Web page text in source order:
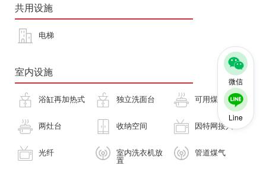
微信
Line
共用设施
电梯
室内设施
浴缸再加热式 独立洗面台 可用煤气灶
两灶台 收纳空间 因特网接入
光纤 室内洗衣机放
置
管道煤气